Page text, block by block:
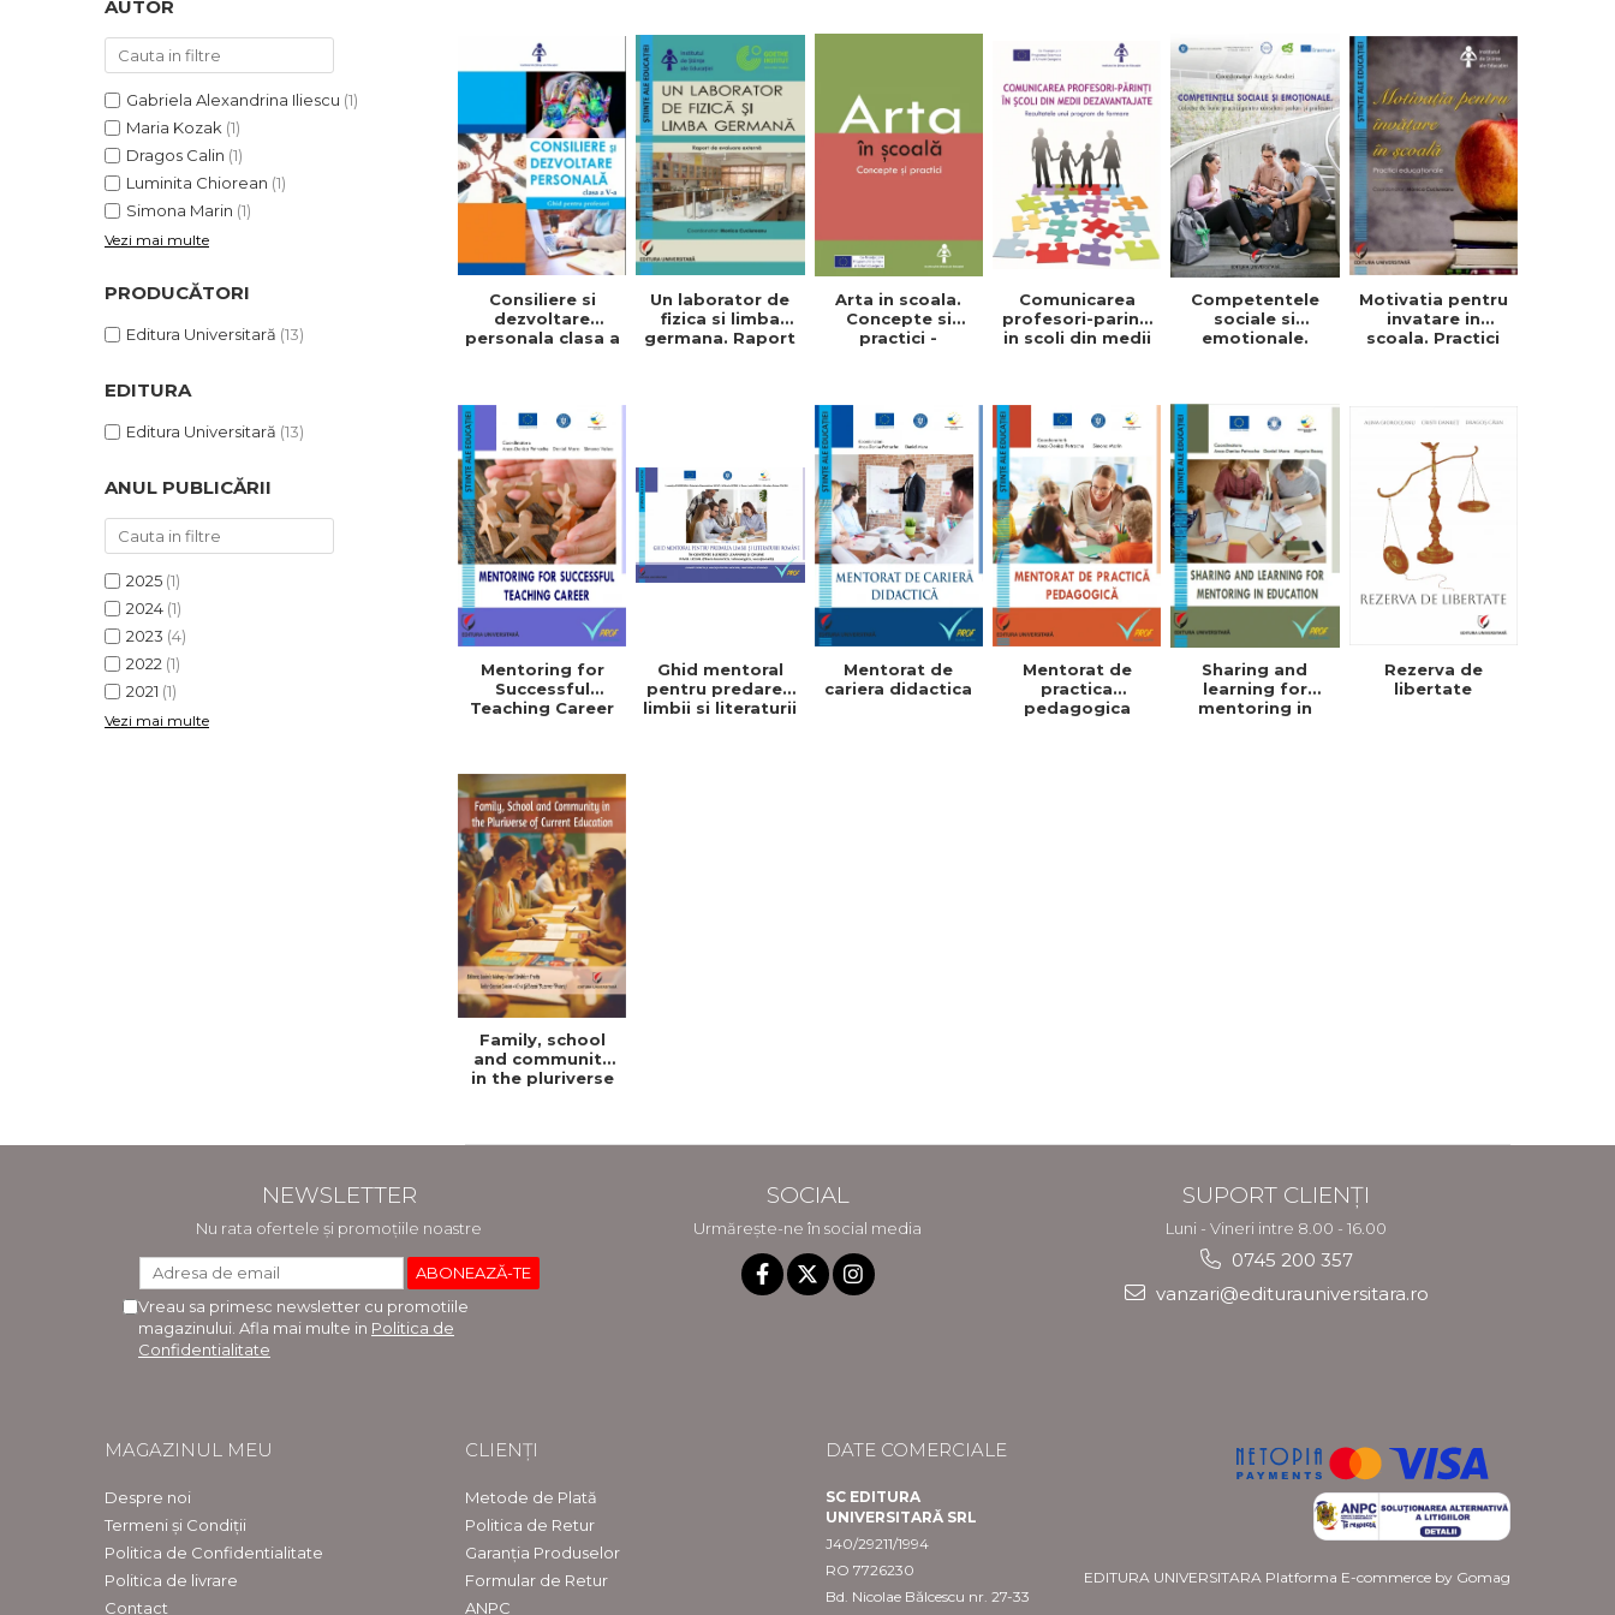
ADMINISTRATIVE
ȘTIINȚE ECONOMICE
ȘTIINȚE EXACTE
EDUCAȚIE FIZICĂ ȘI SPORT
PREUNIVERSITARIA
TIMP LIBER
ÎN CURS DE APARIȚIE
ULTIMELE EXEMPLARE
Cum Cumpăr
Politica de Retur
Formular de Retur
Distribuitori
AUTOR
Gabriela Alexandrina Iliescu (1)
Maria Kozak (1)
Dragos Calin (1)
Luminita Chiorean (1)
Simona Marin (1)
Vezi mai multe
PRODUCĂTORI
Editura Universitară (13)
EDITURA
Editura Universitară (13)
ANUL PUBLICĂRII
2025 (1)
2024 (1)
2023 (4)
2022 (1)
2021 (1)
Vezi mai multe
Consiliere si
dezvoltare
personala clasa a
Un laborator de
fizica si limba
germana. Raport
Arta in scoala.
Concepte si
practici -
Comunicarea
profesori-parinti
in scoli din medii
Competentele
sociale si
emotionale.
consilieri scolari
Motivatia pentru
invatare in
scoala. Practici
Mentoring for
Successful
Teaching Career
Ghid mentoral
pentru predarea
limbii si literaturii
Mentorat de
cariera didactica
Mentorat de
practica
pedagogica
Sharing and
learning for
mentoring in
Rezerva de
libertate
Family, school
and community
in the pluriverse
NEWSLETTER
Nu rata ofertele și promoțiile noastre
Vreau sa primesc newsletter cu promotiile
magazinului. Afla mai multe in Politica de
Confidentialitate
SOCIAL
Urmărește-ne în social media
SUPORT CLIENȚI
Luni - Vineri intre 8.00 - 16.00
0745 200 357
vanzari@editurauniversitara.ro
MAGAZINUL MEU
Despre noi
Termeni și Condiții
Politica de Confidentialitate
Politica de livrare
Contact
CLIENȚI
Metode de Plată
Politica de Retur
Garanția Produselor
Formular de Retur
ANPC
DATE COMERCIALE
SC EDITURA
UNIVERSITARĂ SRL
J40/29211/1994
RO 7726230
Bd. Nicolae Bălcescu nr. 27-33
EDITURA UNIVERSITARA Platforma E-commerce by Gomag